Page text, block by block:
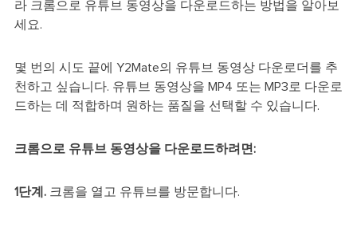
라 크롬으로 유튜브 동영상을 다운로드하는 방법을 알아보
세요.
몇 번의 시도 끝에 Y2Mate의 유튜브 동영상 다운로더를 추
천하고 싶습니다. 유튜브 동영상을 MP4 또는 MP3로 다운로
드하는 데 적합하며 원하는 품질을 선택할 수 있습니다.
크롬으로 유튜브 동영상을 다운로드하려면:
1단계. 크롬을 열고 유튜브를 방문합니다.